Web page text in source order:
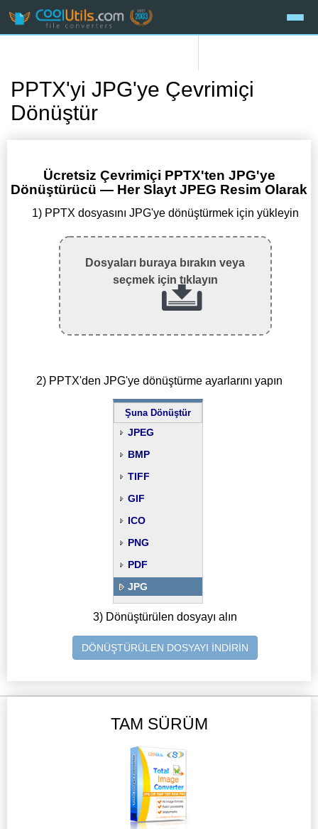
PPTX'yi JPG'ye Çevrimiçi
Dönüştür
Ücretsiz Çevrimiçi PPTX'ten JPG'ye
Dönüştürücü — Her Slayt JPEG Resim Olarak
1) PPTX dosyasını JPG'ye dönüştürmek için yükleyin
Dosyaları buraya bırakın veya
seçmek için tıklayın
2) PPTX'den JPG'ye dönüştürme ayarlarını yapın
Şuna Dönüştür
JPEG
BMP
TIFF
GIF
ICO
PNG
PDF
JPG
3) Dönüştürülen dosyayı alın
DÖNÜŞTÜRÜLEN DOSYAYI İNDİRİN
TAM SÜRÜM